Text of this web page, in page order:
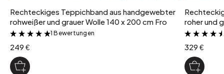
Rechteckiges Teppichband aus handgewebter
rohweißer und grauer Wolle 140 x 200 cm Fro
&
1 Bewertungen
249 €
roher und
329 €